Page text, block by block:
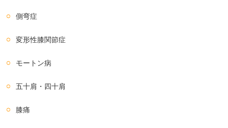
側弯症
変形性膝関節症
モートン病
五十肩・四十肩
膝痛